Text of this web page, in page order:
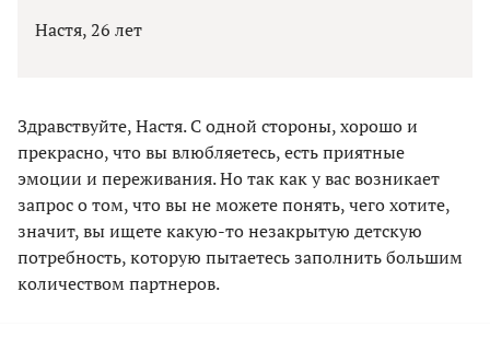
Настя, 26 лет
Здравствуйте, Настя. С одной стороны, хорошо и
прекрасно, что вы влюбляетесь, есть приятные
эмоции и переживания. Но так как у вас возникает
запрос о том, что вы не можете понять, чего хотите,
значит, вы ищете какую-то незакрытую детскую
потребность, которую пытаетесь заполнить большим
количеством партнеров.